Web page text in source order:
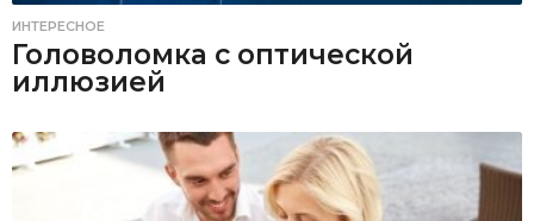
ИНТЕРЕСНОЕ
Головоломка с оптической
иллюзией